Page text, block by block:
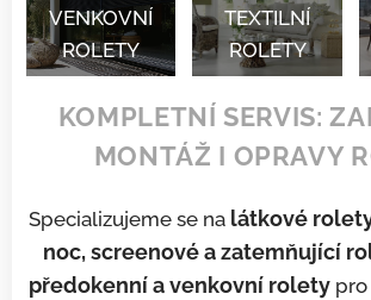
VENKOVNÍ
ROLETY
TEXTILNÍ
ROLETY
KOMPLETNÍ SERVIS:
MONTÁŽ I OPRAVY
Specializujeme se na látkové
noc, screenové a zatemňující
předokenní a venkovní rolety